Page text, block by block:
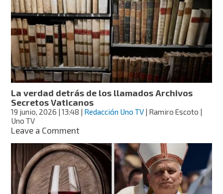
los
rosarios
que
regala
el
Papa
La verdad detrás de los llamados Archivos
Secretos Vaticanos
19 junio, 2026 | 13:48 Redacción Uno TV | Ramiro Escoto |
Uno TV
Leave a Commenton
verdad
detrás
de
los
llamados